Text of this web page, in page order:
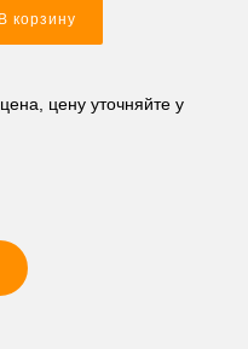
В корзину
цену уточняйте у